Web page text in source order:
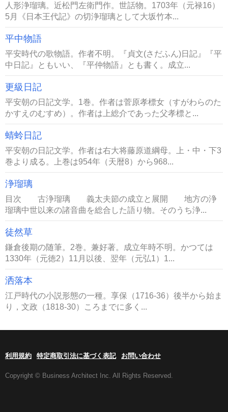
人形浄瑠璃。近松門左衛門作。世話物。1703年（元禄16）
5月《日本王代記》の切浄瑠璃として大坂竹本...
平中物語
平安時代の歌物語。作者不明。『貞文(さだふん)日記』『平
中日記』ともいい、『平仲物語』とも書く。成立...
更級日記
平安朝の日記文学。1巻。作者は菅原孝標女（すがわらのた
かすえのむすめ）。作者は上総介であった父孝標と...
蜻蛉日記
平安朝の日記文学。作者は右大将藤原道綱母。上・中・下3
巻より成る。上巻は954年（天暦8）から968...
浄瑠璃
目次 古浄瑠璃 義太夫節の成立と展開 地方の浄
瑠璃中世以来の諸音曲を総合した語り物。そのうち浄...
徒然草
鎌倉後期の随筆。2巻。兼好著。成立年時不明。かつては
1330年（元徳2）11月以後、翌年（元弘1）1...
洒落本
江戸時代の小説形態の一種。享保（1716-36）後半から始ま
り，文政（1818-30）ころまでに多く...
利用規約 特定商取引法に基づく表記 お問い合わせ
Copyright © Business Architect Inc. All Rights Reserved.